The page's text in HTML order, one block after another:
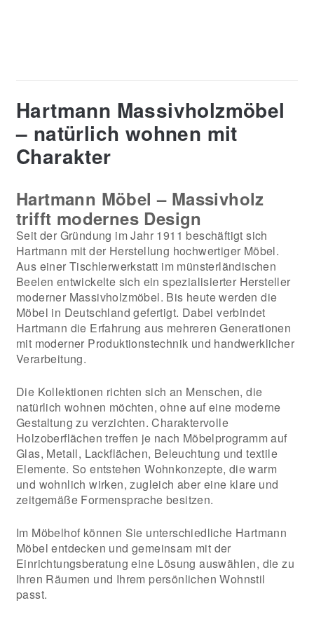
Hartmann Massivholzmöbel
– natürlich wohnen mit
Charakter
Hartmann Möbel – Massivholz
trifft modernes Design
Seit der Gründung im Jahr 1911 beschäftigt sich
Hartmann mit der Herstellung hochwertiger Möbel.
Aus einer Tischlerwerkstatt im münsterländischen
Beelen entwickelte sich ein spezialisierter Hersteller
moderner Massivholzmöbel. Bis heute werden die
Möbel in Deutschland gefertigt. Dabei verbindet
Hartmann die Erfahrung aus mehreren Generationen
mit moderner Produktionstechnik und handwerklicher
Verarbeitung.
Die Kollektionen richten sich an Menschen, die
natürlich wohnen möchten, ohne auf eine moderne
Gestaltung zu verzichten. Charaktervolle
Holzoberflächen treffen je nach Möbelprogramm auf
Glas, Metall, Lackflächen, Beleuchtung und textile
Elemente. So entstehen Wohnkonzepte, die warm
und wohnlich wirken, zugleich aber eine klare und
zeitgemäße Formensprache besitzen.
Im Möbelhof können Sie unterschiedliche Hartmann
Möbel entdecken und gemeinsam mit der
Einrichtungsberatung eine Lösung auswählen, die zu
Ihren Räumen und Ihrem persönlichen Wohnstil
passt.